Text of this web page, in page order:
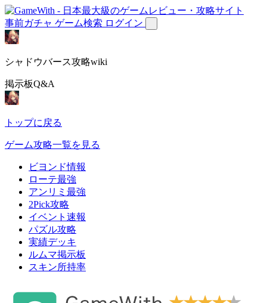
事前ガチャ ゲーム検索 ログイン
シャドウバース攻略wiki
掲示板Q&A
トップに戻る
ゲーム攻略一覧を見る
ビヨンド情報
ローテ最強
アンリミ最強
2Pick攻略
イベント速報
パズル攻略
実績デッキ
ルムマ掲示板
スキン所持率